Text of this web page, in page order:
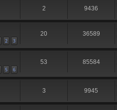
2 9436
2 3
20 36589
5 6
53 85584
3 9945